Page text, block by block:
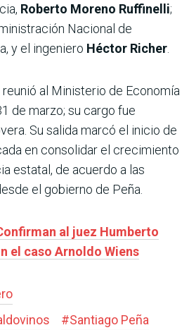
Roberto Moreno Ruffinelli;
Nacional de
y el ingeniero Héctor Richer
al Ministerio de Economía
de marzo; su cargo fue
Su salida marcó el inicio de
en consolidar el crecimiento
estatal, de acuerdo a las
el gobierno de Peña.
al juez Humberto
el caso Arnoldo Wiens
#Santiago Peña